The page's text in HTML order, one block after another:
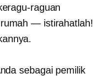
raguan
— istirahatlah!
sebagai pemilik